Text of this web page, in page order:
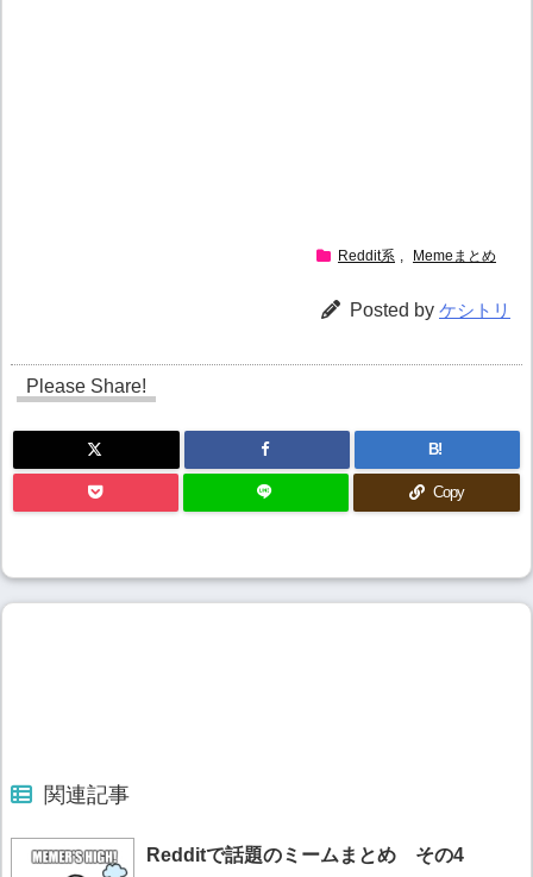
Reddit系 Memeまとめ
Posted by ケシトリ
Please Share!
B!
Copy
関連記事
Redditで話題のミームまとめ その4